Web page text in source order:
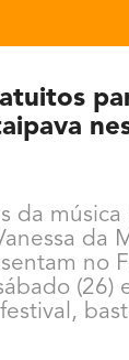
da
da
no
(26)